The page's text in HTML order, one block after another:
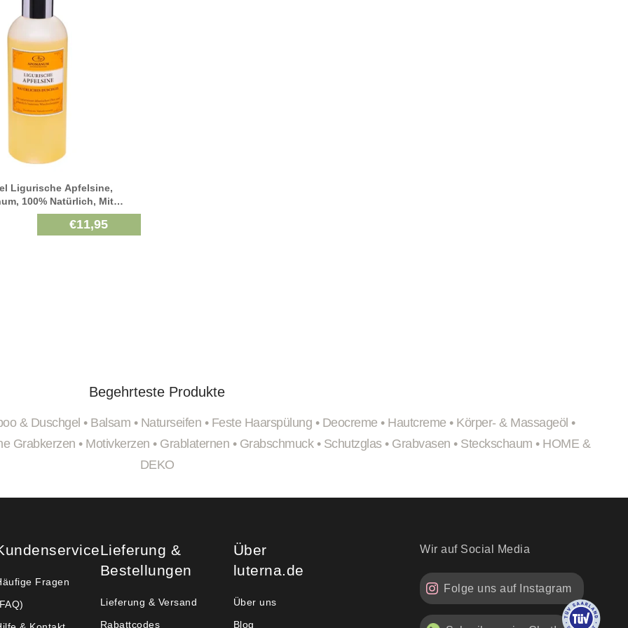
Ligurische Apfelsine,
100% Natürlich, Mit
Pflanzenölen, 250
€11,95
Begehrteste Produkte
& Duschgel • Balsam • Naturseifen • Feste Haarspülung • Deocreme • Hautcreme • Körper- & Massageöl •
Grabkerzen • Motivkerzen • Grablaternen • Grabschmuck• Schutzglas• Grabvasen • Steckschaum • HOME &
DEKO
Fragen
Lieferung &
Bestellungen
Lieferung & Versand
Rabattcodes
Über
luterna.de
Über uns
Blog
Wir auf Social Media
Folge uns auf Instagram